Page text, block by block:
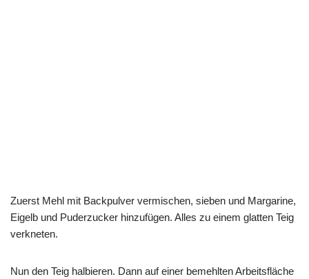
Zuerst Mehl mit Backpulver vermischen, sieben und Margarine,
Eigelb und Puderzucker hinzufügen. Alles zu einem glatten Teig
verkneten.
Nun den Teig halbieren. Dann auf einer bemehlten Arbeitsfläche